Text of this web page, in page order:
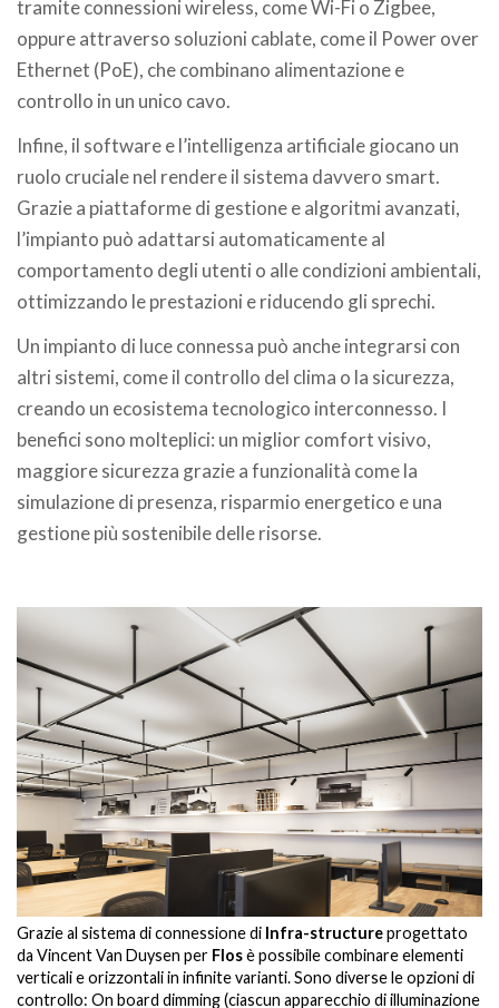
tramite connessioni wireless, come Wi-Fi o Zigbee,
oppure attraverso soluzioni cablate, come il Power over
Ethernet (PoE), che combinano alimentazione e
controllo in un unico cavo.
Infine, il software e l’intelligenza artificiale giocano un
ruolo cruciale nel rendere il sistema davvero smart.
Grazie a piattaforme di gestione e algoritmi avanzati,
l’impianto può adattarsi automaticamente al
comportamento degli utenti o alle condizioni ambientali,
ottimizzando le prestazioni e riducendo gli sprechi.
Un impianto di luce connessa può anche integrarsi con
altri sistemi, come il controllo del clima o la sicurezza,
creando un ecosistema tecnologico interconnesso. I
benefici sono molteplici: un miglior comfort visivo,
maggiore sicurezza grazie a funzionalità come la
simulazione di presenza, risparmio energetico e una
gestione più sostenibile delle risorse.
Grazie al sistema di connessione di Infra-structureprogettato
da Vincent Van Duysen per Flosè possibile combinare elementi
verticali e orizzontali in infinite varianti. Sono diverse le opzioni di
controllo: On board dimming (ciascun apparecchio di illuminazione